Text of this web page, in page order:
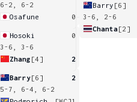
6-2, 6-2
Osafune
0
Hosoki
0
3-6, 3-6
Zhang [4] 2
Barry[6]
2
5-7, 6-4, 6-2
Barry [6]
3-6, 2-6
Chanta[2]